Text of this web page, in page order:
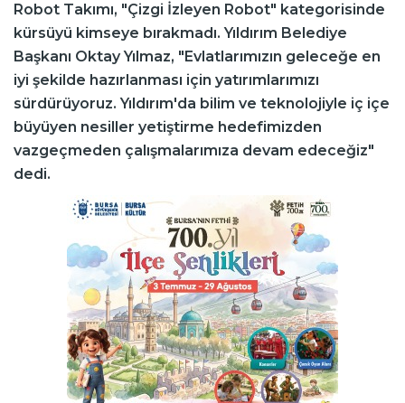
Robot Takımı, "Çizgi İzleyen Robot" kategorisinde
kürsüyü kimseye bırakmadı. Yıldırım Belediye
Başkanı Oktay Yılmaz, "Evlatlarımızın geleceğe en
iyi şekilde hazırlanması için yatırımlarımızı
sürdürüyoruz. Yıldırım'da bilim ve teknolojiyle iç içe
büyüyen nesiller yetiştirme hedefimizden
vazgeçmeden çalışmalarımıza devam edeceğiz"
dedi.